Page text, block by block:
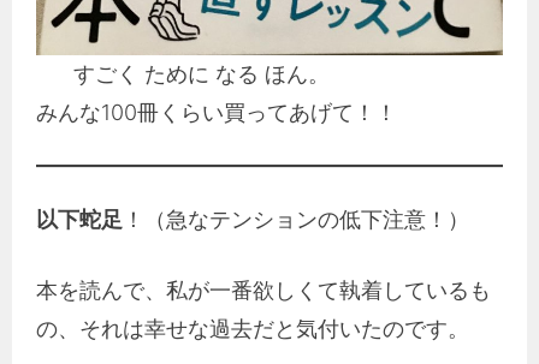
すごく ために なる ほん。
みんな100冊くらい買ってあげて！！
以下蛇足 ！（急なテンションの低下注意！）
本を読んで、私が一番欲しくて執着しているも
の、それは幸せな過去だと気付いたのです。